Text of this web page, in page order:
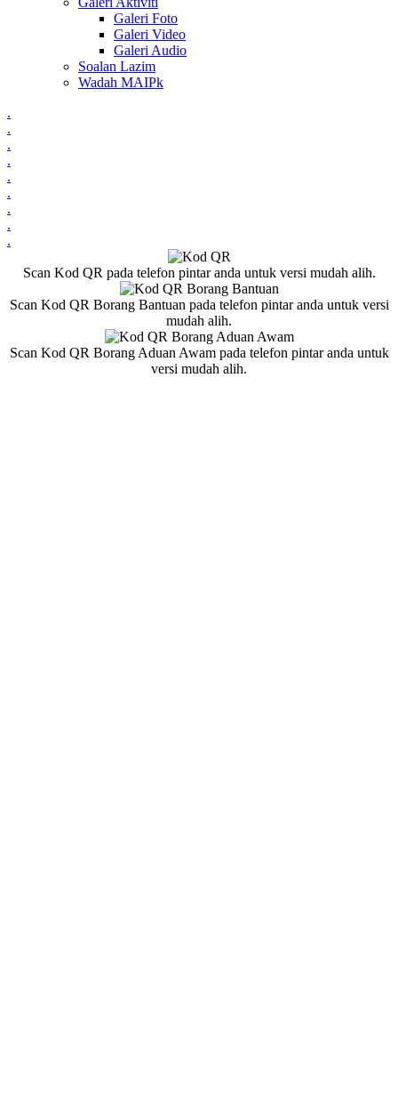
Galeri Foto
Galeri Video
Galeri Audio
Soalan Lazim
Wadah MAIPk
.
.
.
.
.
.
.
.
.
Scan Kod QR pada telefon pintar anda untuk versi mudah alih.
Scan Kod QR Borang Bantuan pada telefon pintar anda untuk versi
mudah alih.
Scan Kod QR Borang Aduan Awam pada telefon pintar anda untuk
versi mudah alih.